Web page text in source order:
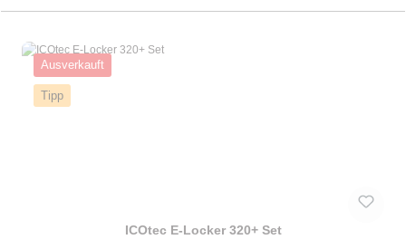
Ausverkauft
Tipp
ICOtec E-Locker 320+ Set